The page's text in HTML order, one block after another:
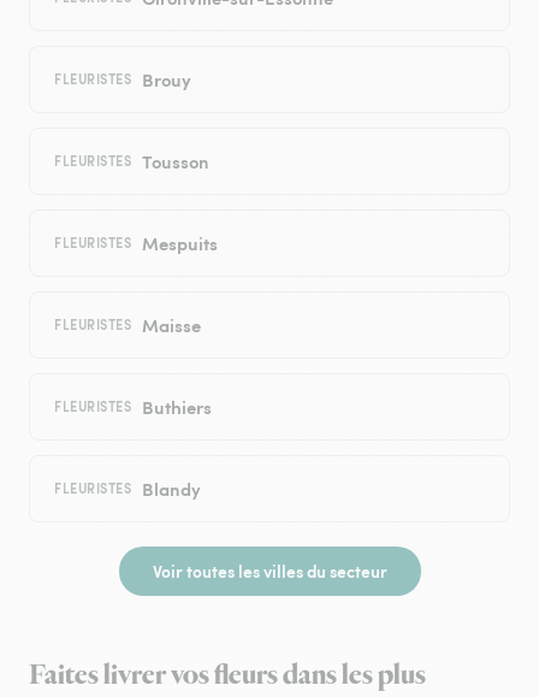
FLEURISTES Brouy
FLEURISTES Tousson
FLEURISTES Mespuits
FLEURISTES Maisse
FLEURISTES Buthiers
FLEURISTES Blandy
Voir toutes les villes du secteur
Faites livrer vos fleurs dans les plus